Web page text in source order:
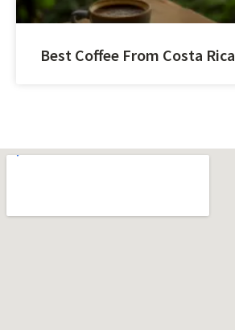
Best Coffee From Costa Rica